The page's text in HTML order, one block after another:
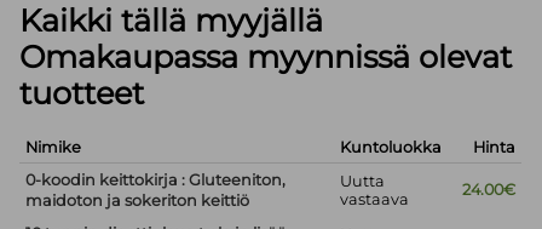
Kaikki tällä myyjällä
Omakaupassa myynnissä olevat
tuotteet
Nimike Kuntoluokka
Hinta
0-koodin keittokirja : Gluteeniton,
maidoton ja sokeriton keittiö
Uutta
vastaava
24.00€